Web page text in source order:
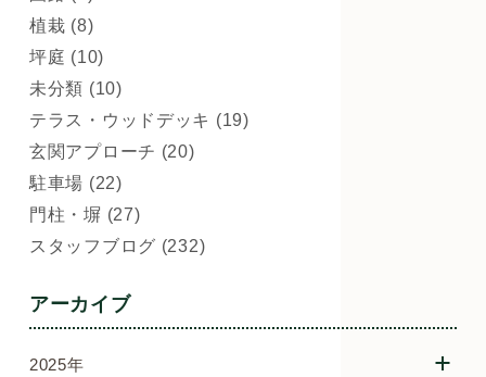
植栽 (8)
坪庭 (10)
未分類 (10)
テラス・ウッドデッキ (19)
玄関アプローチ (20)
駐車場 (22)
門柱・塀 (27)
スタッフブログ (232)
アーカイブ
2025年